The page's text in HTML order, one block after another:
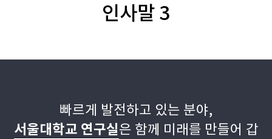
인사말 3
빠르게 발전하고 있는 분야,
서울대학교 연구실은 함께 미래를 만들어 갑